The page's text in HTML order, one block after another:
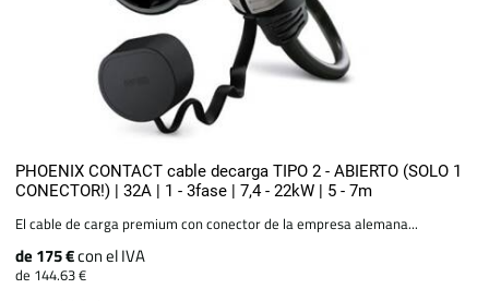
PHOENIX CONTACT cable decarga TIPO 2 - ABIERTO (SOLO 1
CONECTOR!) | 32A | 1 - 3fase | 7,4 - 22kW | 5 - 7m
El cable de carga premium con conector de la empresa alemana...
de 175 €con el IVA
de 144.63 €